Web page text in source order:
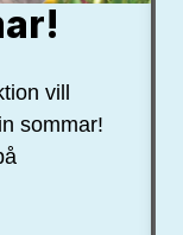
vill
sommar!